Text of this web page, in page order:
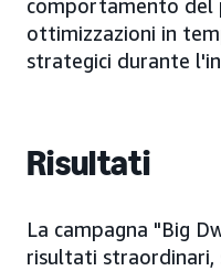
comportamento del
ottimizzazioni in
strategici durante
Risultati
La campagna "Big
risultati